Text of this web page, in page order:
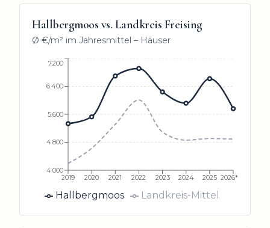
Hallbergmoos vs. Landkreis Freising
Ø €/m² im Jahresmittel – Häuser
2019 2020 2021 2022 2023 2024 2025 2026*
4.000
4.800
5.600
6.400
7.200
Hallbergmoos Landkreis-Mittel